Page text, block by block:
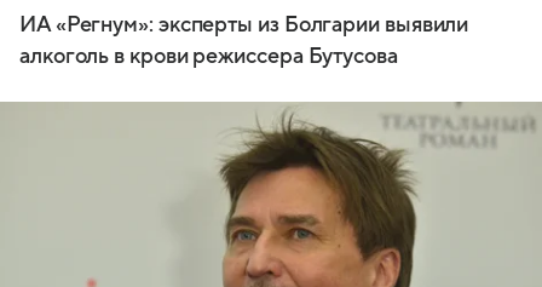
ИА «Регнум»: эксперты из Болгарии выявили
алкоголь в крови режиссера Бутусова